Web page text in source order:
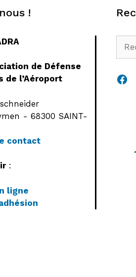
!
de Défense
de l’Aéroport
- 68300 SAINT-
contact
:
ligne